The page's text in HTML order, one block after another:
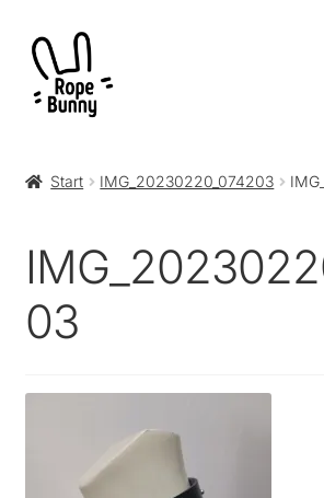
Zur
Navigation
springen
Zum
Inhalt
springen
Museum
Journal
Start IMG_20230220_074203
03